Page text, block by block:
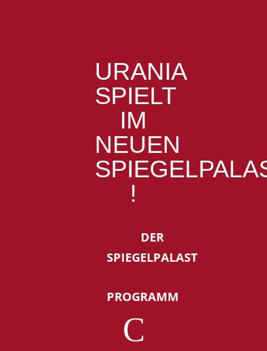
URANIA
SPIELT
IM
NEUEN
!
DER
SPIEGELPALAST
PROGRAMM
C